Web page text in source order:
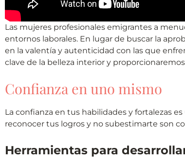
Las mujeres profesionales emigrantes a
entornos laborales. En lugar de buscar la
en la valentía y autenticidad con las que
clave de la belleza interior y
Confianza en uno mismo
La confianza en tus habilidades y fortalezas
reconocer tus logros y no subestimarte son
Herramientas para